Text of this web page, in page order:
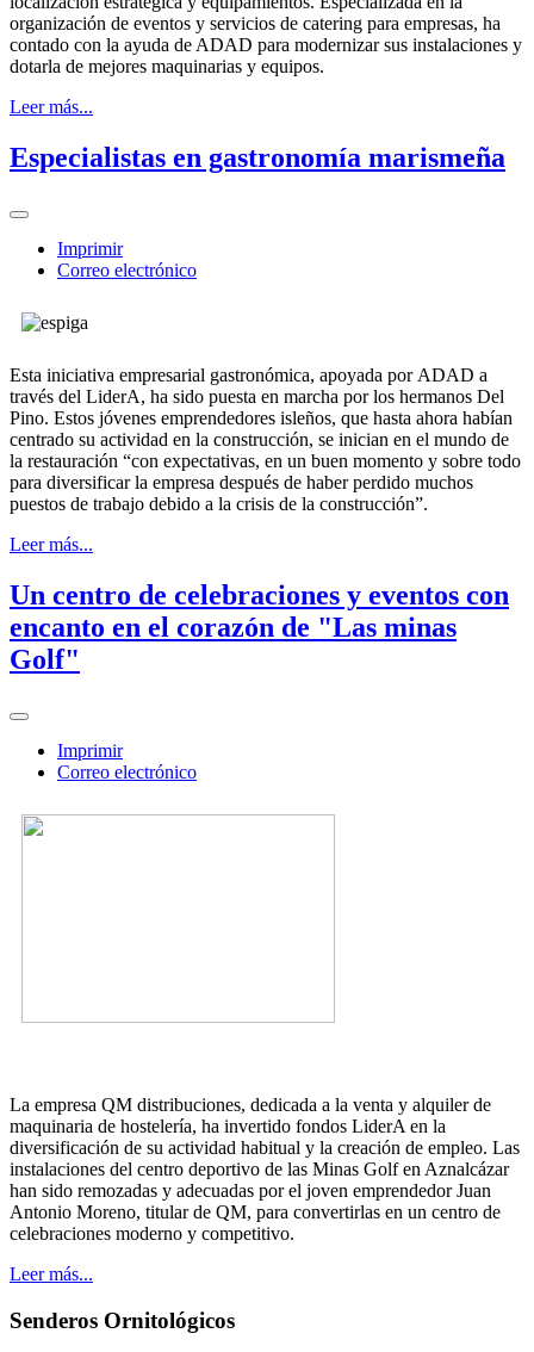
organización de eventos y servicios de catering para empresas, ha
contado con la ayuda de ADAD para modernizar sus instalaciones y
dotarla de mejores maquinarias y equipos.
Leer más...
Especialistas en gastronomía marismeña
Imprimir
Correo electrónico
Esta iniciativa empresarial gastronómica, apoyada por ADAD a
través del LiderA, ha sido puesta en marcha por los hermanos Del
Pino. Estos jóvenes emprendedores isleños, que hasta ahora habían
centrado su actividad en la construcción, se inician en el mundo de
la restauración “con expectativas, en un buen momento y sobre todo
para diversificar la empresa después de haber perdido muchos
puestos de trabajo debido a la crisis de la construcción”.
Leer más...
Un centro de celebraciones y eventos con
encanto en el corazón de "Las minas
Golf"
Imprimir
Correo electrónico
La empresa QM distribuciones, dedicada a la venta y alquiler de
maquinaria de hostelería, ha invertido fondos LiderA en la
diversificación de su actividad habitual y la creación de empleo. Las
instalaciones del centro deportivo de las Minas Golf en Aznalcázar
han sido remozadas y adecuadas por el joven emprendedor Juan
Antonio Moreno, titular de QM, para convertirlas en un centro de
celebraciones moderno y competitivo.
Leer más...
Senderos Ornitológicos